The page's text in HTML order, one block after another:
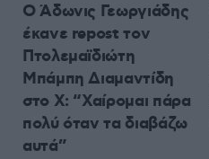
Ο Άδωνις Γεωργιάδης
έκανε repost τον
Πτολεμαϊδιώτη
Μπάμπη Διαμαντίδη
στο X: “Χαίρομαι πάρα
πολύ όταν τα διαβάζω
αυτά”